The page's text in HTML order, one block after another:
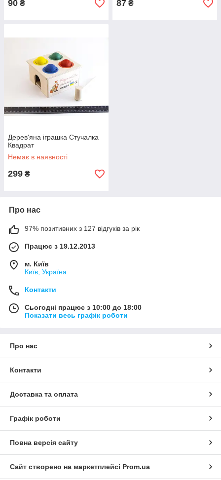
90 ₴ 87 ₴
Дерев'яна іграшка Стучалка
Квадрат
Немає в наявності
299 ₴
Про нас
97% позитивних з 127 відгуків за рік
Працює з 19.12.2013
м. Київ
Київ, Україна
Контакти
Сьогодні працює з 10:00 до 18:00
Показати весь графік роботи
Про нас
Контакти
Доставка та оплата
Графік роботи
Повна версія сайту
Сайт створено на маркетплейсі Prom.ua